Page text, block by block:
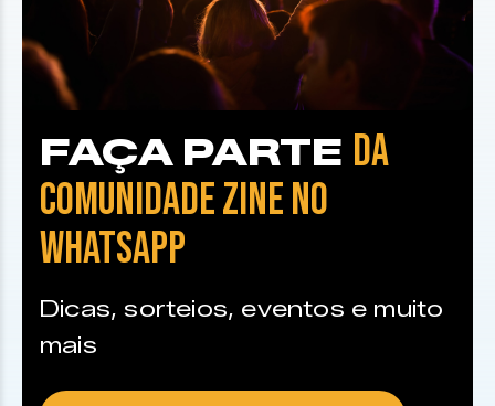
FAÇA PARTE DA
COMUNIDADE ZINE NO
WHATSAPP
Dicas, sorteios, eventos e muito
mais